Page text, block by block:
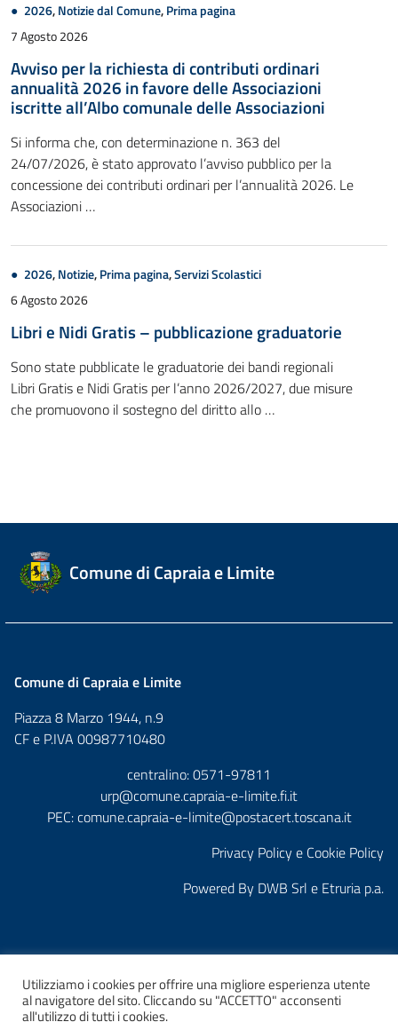
2026,Notizie dal Comune,Prima pagina
7 Agosto 2026
Avviso per la richiesta di contributi ordinari
annualità 2026 in favore delle Associazioni
iscritte all’Albo comunale delle Associazioni
Si informa che, con determinazione n. 363 del
24/07/2026, è stato approvato l’avviso pubblico per la
concessione dei contributi ordinari per l’annualità 2026. Le
Associazioni …
2026,Notizie,Prima pagina,Servizi Scolastici
6 Agosto 2026
Libri e Nidi Gratis – pubblicazione graduatorie
Sono state pubblicate le graduatorie dei bandi regionali
Libri Gratis e Nidi Gratis per l’anno 2026/2027, due misure
che promuovono il sostegno del diritto allo …
Comune di Capraia e Limite
Comune di Capraia e Limite
Piazza 8 Marzo 1944, n.9
CF e P.IVA 00987710480
centralino: 0571-97811
urp@comune.capraia-e-limite.fi.it
PEC:comune.capraia-e-limite@postacert.toscana.it
Privacy Policy e Cookie Policy
Powered By DWB Srl e Etruria p.a.
Utilizziamo i cookies per offrire una migliore esperienza utente
al navigatore del sito. Cliccando su "ACCETTO" acconsenti
all'utilizzo di tutti i cookies.